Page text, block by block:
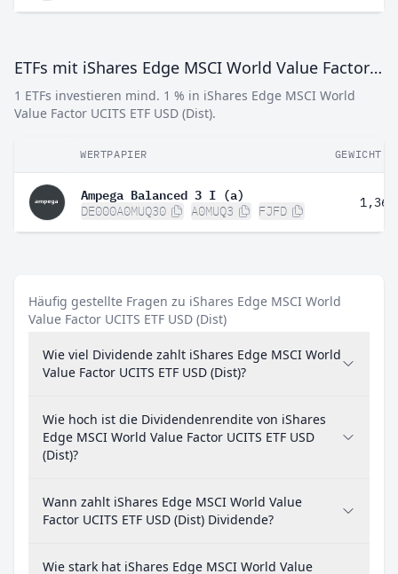
ETFs mit iShares Edge MSCI World Value Factor UCITS ETF USD (Dist)
1 ETFs investieren mind. 1 % in iShares Edge MSCI World
Value Factor UCITS ETF USD (Dist).
WERTPAPIER GEWICHT
Ampega Balanced 3 I (a)
DE000A0MUQ30 A0MUQ3 FJFD
1,36
Häufig gestellte Fragen zu iShares Edge MSCI World
Value Factor UCITS ETF USD (Dist)
Wie viel Dividende zahlt iShares Edge MSCI World
Value Factor UCITS ETF USD (Dist)?
Wie hoch ist die Dividendenrendite von iShares
Edge MSCI World Value Factor UCITS ETF USD
(Dist)?
Wann zahlt iShares Edge MSCI World Value
Factor UCITS ETF USD (Dist) Dividende?
Wie stark hat iShares Edge MSCI World Value